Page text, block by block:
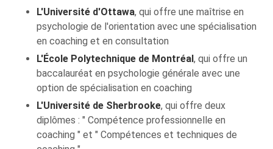
L'Université d'Ottawa, qui offre une maîtrise en
psychologie de l'orientation avec une spécialisation
en coaching et en consultation
L'École Polytechnique de Montréal, qui offre un
baccalauréat en psychologie générale avec une
option de spécialisation en coaching
L'Université de Sherbrooke, qui offre deux
diplômes : " Compétence professionnelle en
coaching " et " Compétences et techniques de